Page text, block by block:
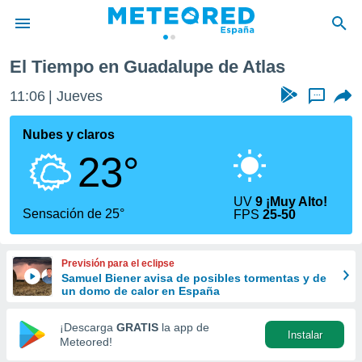
de
por
que se
calidad.
a este
las
y
forma
digital
basada
El Tiempo en Guadalupe de Atlas
11:06 Jueves ...
Nubes y claros
23°
Sensación de 25°
UV9 ¡Muy Alto!
FPS25-50
Previsión para el eclipse
Samuel Biener avisa de posibles tormentas y de
un domo de calor en España
¡Descarga GRATIS la app de
Meteored!
Instalar